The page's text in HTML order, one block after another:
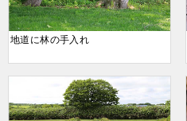
地道に林の手入れ